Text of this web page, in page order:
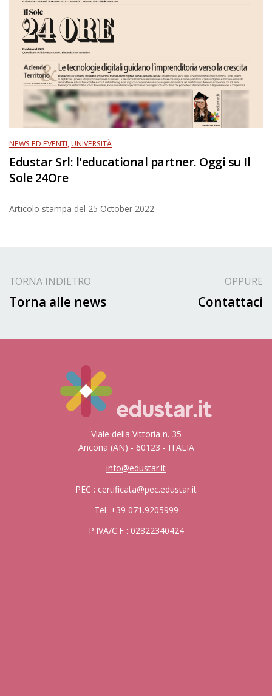
NEWS ED EVENTI,UNIVERSITÀ
Edustar Srl: l'educational partner. Oggi su Il
Sole 24Ore
Articolo stampa del 25 October 2022
TORNA INDIETRO
Torna alle news
OPPURE
Contattaci
Viale della Vittoria n. 35
Ancona (AN) - 60123 - ITALIA
info@edustar.it
PEC : certificata@pec.edustar.it
Tel. +39 071.9205999
P.IVA/C.F : 02822340424